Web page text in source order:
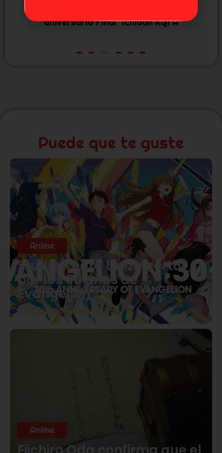
Callejera" High Premium Sega
Puede que te guste
Anime
Studio Khara lanza corto
por los 30 años de
Evangelion
10 de marzo de 2026